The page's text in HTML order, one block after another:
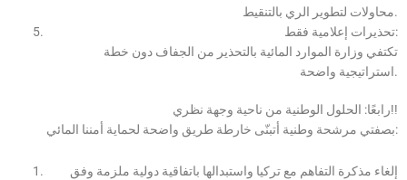
محاولات لتطوير الري بالتنقيط.
تحذيرات إعلامية فقط:
تكتفي وزارة الموارد المائية بالتحذير من الجفاف دون خطة
استراتيجية واضحة.
رابعًا: الحلول الوطنية من ناحية وجهة نظري!!
بصفتي مرشحة وطنية أتبنّى خارطة طريق واضحة لحماية أمننا المائي:
إلغاء مذكرة التفاهم مع تركيا واستبدالها باتفاقية دولية ملزمة وفق